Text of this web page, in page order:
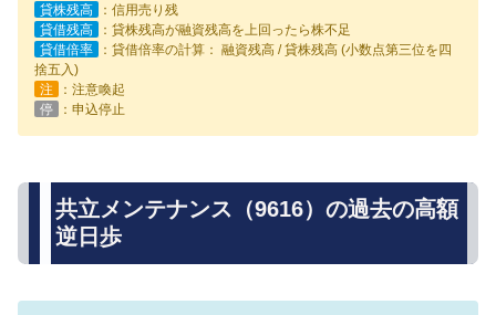
貸株残高
：信用売り残
貸借残高
：貸株残高が融資残高を上回ったら株不足
貸借倍率
：貸借倍率の計算： 融資残高 / 貸株残高 (小数点第三位を四
捨五入)
注
：注意喚起
停
：申込停止
共立メンテナンス（9616）の過去の高額
逆日歩